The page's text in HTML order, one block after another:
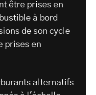
être prises en
à bord
de son cycle
prises en
alternatifs